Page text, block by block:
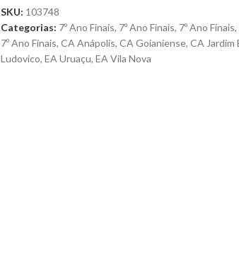
SKU: 103748
Categorias: 7º Ano Finais, 7º Ano Finais, 7º Ano Finais,
7º Ano Finais, CA Anápolis, CA Goianiense, CA Jardim
Ludovico, EA Uruaçu, EA Vila Nova